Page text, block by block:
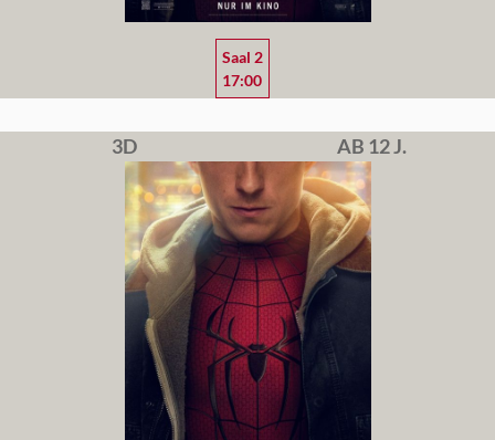
Saal 2
17:00
3D AB 12 J.